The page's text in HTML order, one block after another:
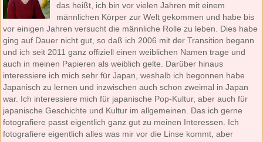
das heißt, ich bin vor vielen Jahren mit einem
männlichen Körper zur Welt gekommen und habe bis
vor einigen Jahren versucht die männliche Rolle zu leben. Dies habe
ging auf Dauer nicht gut, so daß ich 2006 mit der Transition begann
und ich seit 2011 ganz offiziell einen weiblichen Namen trage und
auch in meinen Papieren als weiblich gelte. Darüber hinaus
interessiere ich mich sehr für Japan, weshalb ich begonnen habe
Japanisch zu lernen und inzwischen auch schon zweimal in Japan
war. Ich interessiere mich für japanische Pop-Kultur, aber auch für
japanische Geschichte und Kultur im allgemeinen. Das ich gerne
fotografiere passt eigentlich ganz gut zu meinen Interessen. Ich
fotografiere eigentlich alles was mir vor die Linse kommt, aber